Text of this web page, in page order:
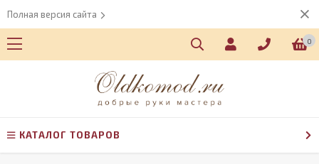
Полная версия сайта
0
КАТАЛОГ ТОВАРОВ